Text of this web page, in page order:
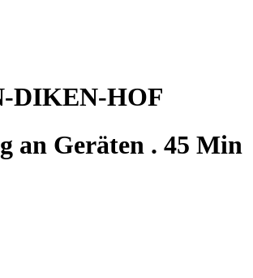
DIKEN-HOF
an Geräten . 45 Min